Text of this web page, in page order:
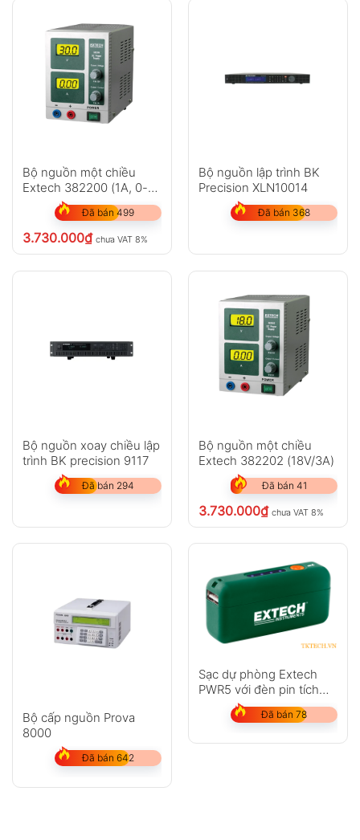
Bộ nguồn một chiều
Extech 382200 (1A, 0-
Đã bán 499
3.730.000₫ chưa VAT 8%
Bộ nguồn lập trình BK
Precision XLN10014
Đã bán 368
Bộ nguồn xoay chiều lập
trình BK precision 9117
Đã bán 294
Bộ nguồn một chiều
Extech 382202 (18V/3A)
Đã bán 41
3.730.000₫ chưa VAT 8%
Bộ cấp nguồn Prova
8000
Đã bán 642
Sạc dự phòng Extech
PWR5 với đèn pin tích
Đã bán 78